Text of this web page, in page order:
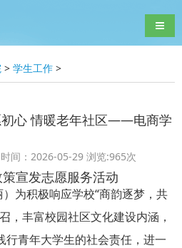
导航
> 学生工作 >
初心 情暖老年社区——电商学
宣发志愿服务活动
间：2026-05-29 浏览:965次
为积极响应学校“商韵逐梦，共
，丰富校园社区文化建设内涵，
行青年大学生的社会责任，进一